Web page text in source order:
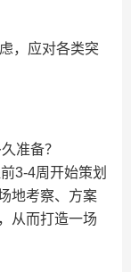
，应对各类突
准备？
3-4周开始策划
地考察、方案
从而打造一场